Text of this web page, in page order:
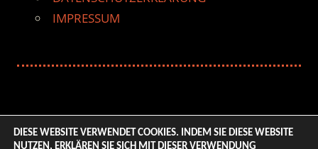
IMPRESSUM
DIESE WEBSITE VERWENDET COOKIES. INDEM SIE DIESE WEBSITE
NUTZEN, ERKLÄREN SIE SICH MIT DIESER VERWENDUNG